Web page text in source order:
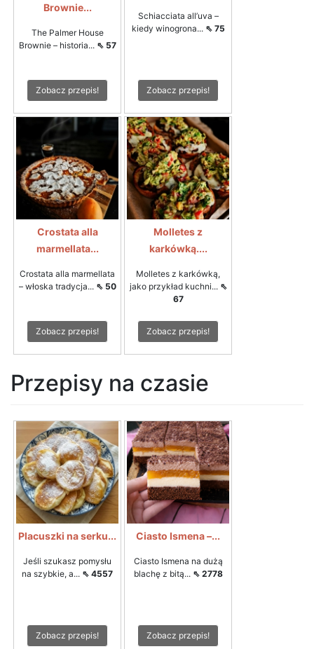
Brownie...
The Palmer House
Brownie – historia... ⇖ 57
Zobacz przepis!
Schiacciata all’uva –
kiedy winogrona... ⇖ 75
Zobacz przepis!
Crostata alla
marmellata...
Crostata alla marmellata
– włoska tradycja... ⇖ 50
Zobacz przepis!
Molletes z
karkówką....
Molletes z karkówką,
jako przykład kuchni... ⇖
67
Zobacz przepis!
Przepisy na czasie
Placuszki na serku...
Jeśli szukasz pomysłu
na szybkie, a... ⇖ 4557
Zobacz przepis!
Ciasto Ismena –...
Ciasto Ismena na dużą
blachę z bitą... ⇖ 2778
Zobacz przepis!